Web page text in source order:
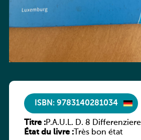
ISBN: 9783140281034
Titre :
P.A.U.L. D. 8
État du livre :Très bon état